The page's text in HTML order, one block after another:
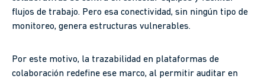
flujos de trabajo. Pero esa conectividad, sin ningún tipo de
monitoreo, genera estructuras vulnerables.
Por este motivo, la trazabilidad en plataformas de
colaboración redefine ese marco, al permitir auditar en